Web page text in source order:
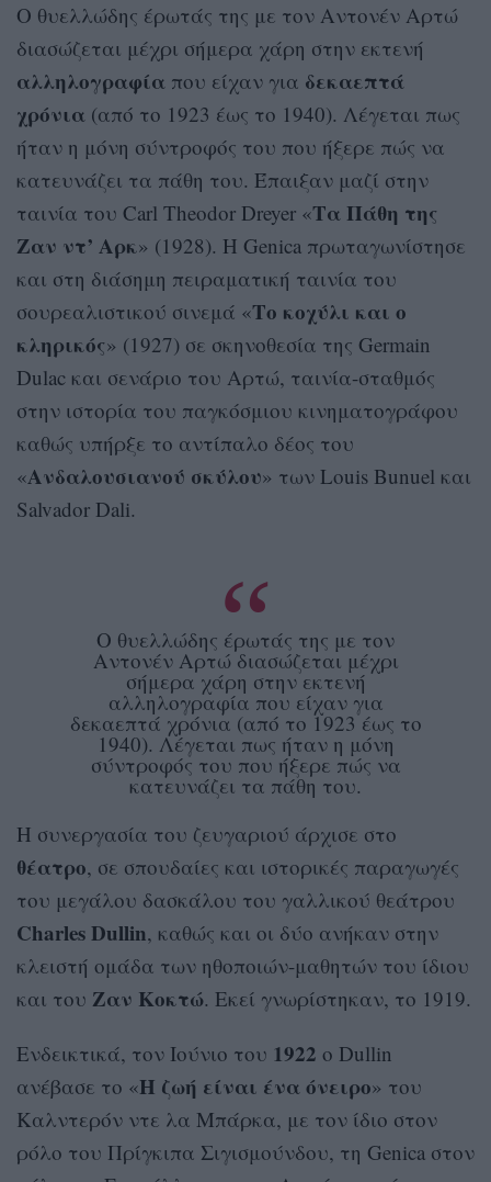
Ο θυελλώδης έρωτάς της με τον Αντονέν Αρτώ
διασώζεται μέχρι σήμερα χάρη στην εκτενή
αλληλογραφία που είχαν για δεκαεπτά
χρόνια (από το 1923 έως το 1940). Λέγεται πως
ήταν η μόνη σύντροφός του που ήξερε πώς να
κατευνάζει τα πάθη του. Έπαιξαν μαζί στην
ταινία του Carl Theodor Dreyer «Τα Πάθη της
Ζαν ντ’ Αρκ» (1928). Η Genica πρωταγωνίστησε
και στη διάσημη πειραματική ταινία του
σουρεαλιστικού σινεμά «Το κοχύλι και ο
κληρικός» (1927) σε σκηνοθεσία της Germain
Dulac και σενάριο του Αρτώ, ταινία-σταθμός
στην ιστορία του παγκόσμιου κινηματογράφου
καθώς υπήρξε το αντίπαλο δέος του
«Ανδαλουσιανού σκύλου» των Louis Bunuel και
Salvador Dali.
Ο θυελλώδης έρωτάς της με τον
Αντονέν Αρτώ διασώζεται μέχρι
σήμερα χάρη στην εκτενή
αλληλογραφία που είχαν για
δεκαεπτά χρόνια (από το 1923 έως το
1940). Λέγεται πως ήταν η μόνη
σύντροφός του που ήξερε πώς να
κατευνάζει τα πάθη του.
Η συνεργασία του ζευγαριού άρχισε στο
θέατρο, σε σπουδαίες και ιστορικές παραγωγές
του μεγάλου δασκάλου του γαλλικού θεάτρου
Charles Dullin, καθώς και οι δύο ανήκαν στην
κλειστή ομάδα των ηθοποιών-μαθητών του ίδιου
και του Ζαν Κοκτώ. Εκεί γνωρίστηκαν, το 1919.
Ενδεικτικά, τον Ιούνιο του 1922 ο Dullin
ανέβασε το «Η ζωή είναι ένα όνειρο» του
Καλντερόν ντε λα Μπάρκα, με τον ίδιο στον
ρόλο του Πρίγκιπα Σιγισμούνδου, τη Genica στον